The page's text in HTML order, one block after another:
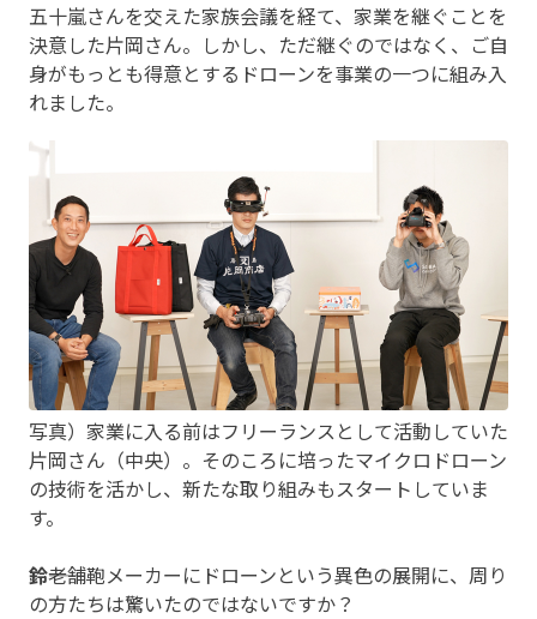
五十嵐さんを交えた家族会議を経て、家業を継ぐことを
決意した片岡さん。しかし、ただ継ぐのではなく、ご自
身がもっとも得意とするドローンを事業の一つに組み入
れました。
写真）家業に入る前はフリーランスとして活動していた
片岡さん（中央）。そのころに培ったマイクロドローン
の技術を活かし、新たな取り組みもスタートしていま
す。
鈴――老舗鞄メーカーにドローンという異色の展開に、周り
の方たちは驚いたのではないですか？